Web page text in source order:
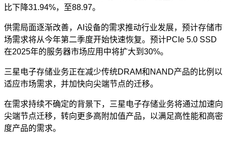
比下降31.94%，至88.97。
供需局面逐渐改善，AI设备的需求推动行业发展，预计存储市
场需求将从今年第二季度开始快速恢复。预计PCIe 5.0 SSD
在2025年的服务器市场应用中将扩大到30%。
三星电子存储业务正在减少传统DRAM和NAND产品的比例以
适应市场需求，并加快向尖端节点的迁移。
在需求持续不确定的背景下，三星电子存储业务将通过加速向
尖端节点迁移，转向更多高附加值产品，以满足高性能和高密
度产品的需求。